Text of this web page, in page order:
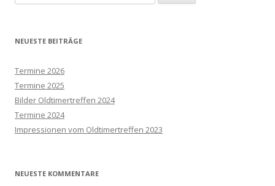
nach:
NEUESTE BEITRÄGE
Termine 2026
Termine 2025
Bilder Oldtimertreffen 2024
Termine 2024
Impressionen vom Oldtimertreffen 2023
NEUESTE KOMMENTARE